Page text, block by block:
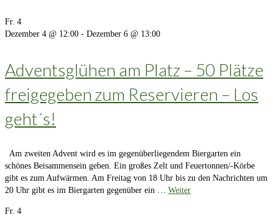
Fr. 4
Dezember 4 @ 12:00 - Dezember 6 @ 13:00
Adventsglühen am Platz – 50 Plätze
freigegeben zum Reservieren – Los
geht´s!
Am zweiten Advent wird es im gegenüberliegendem Biergarten ein
schönes Beisammensein geben. Ein großes Zelt und Feuertonnen/-Körbe
gibt es zum Aufwärmen. Am Freitag von 18 Uhr bis zu den Nachrichten um
20 Uhr gibt es im Biergarten gegenüber ein … Weiter
Fr. 4